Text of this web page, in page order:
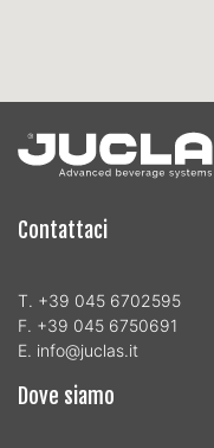
Contattaci
T. +39 045 6702595
F. +39 045 6750691
E. info@juclas.it
Dove siamo